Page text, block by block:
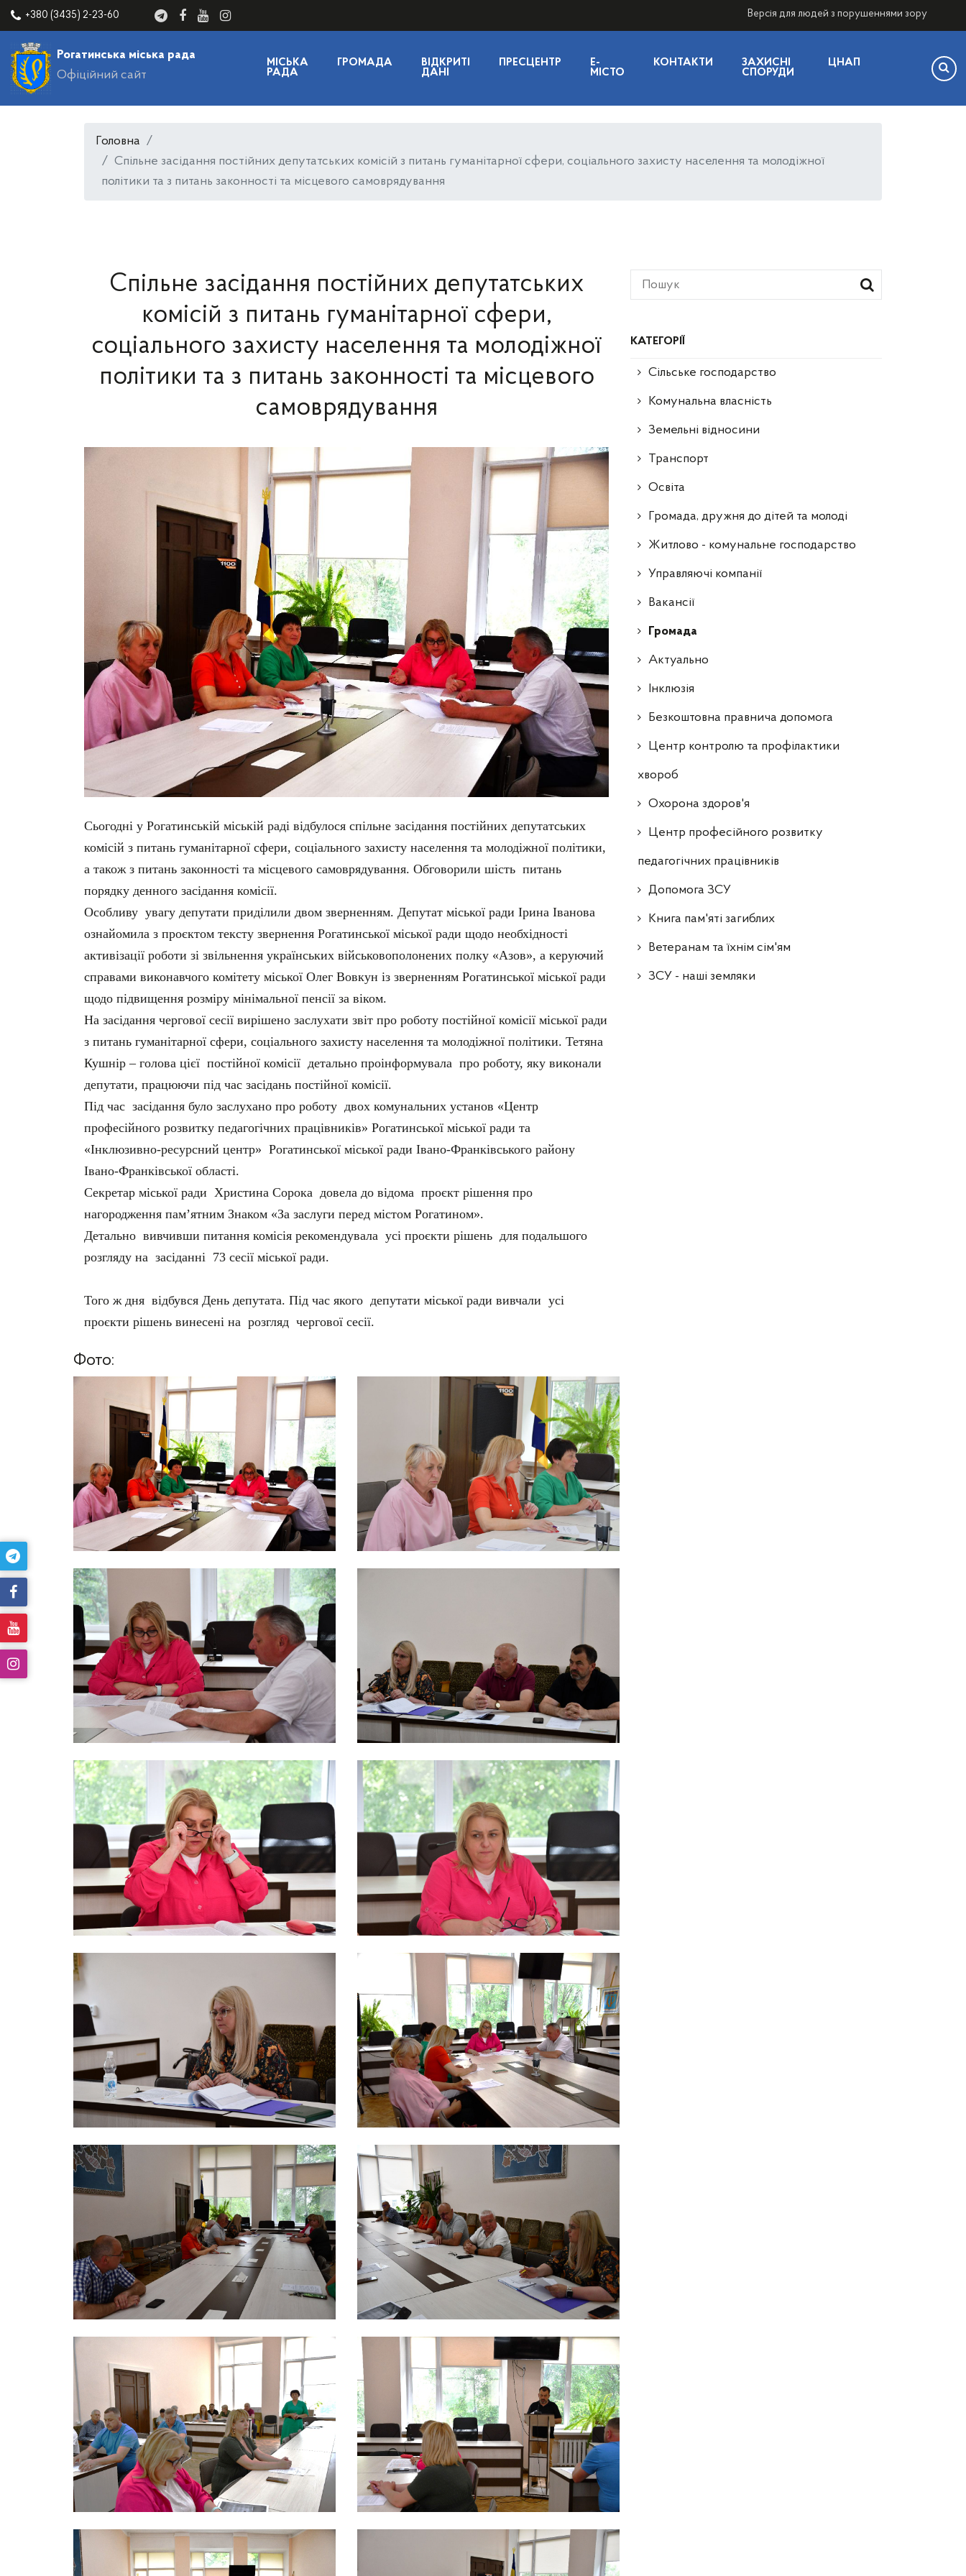
+380 (3435) 2-23-60 Версія для людей з порушеннями зору
Рогатинська міська рада
Офіційний сайт
МІСЬКА
РАДА
ГРОМАДА
ВІДКРИТІ
ДАНІ
ПРЕСЦЕНТР
E-
МІСТО
КОНТАКТИ
ЗАХИСНІ
СПОРУДИ
ЦНАП
Головна
Спільне засідання постійних депутатських комісій з питань гуманітарної сфери, соціального захисту населення та молодіжної
політики та з питань законності та місцевого самоврядування
КАТЕГОРІЇ
Сільське господарство
Комунальна власність
Земельні відносини
Транспорт
Освіта
Громада, дружня до дітей та молоді
Житлово - комунальне господарство
Управляючі компанії
Ваканcії
Громада
Актуально
Інклюзія
Безкоштовна правнича допомога
Центр контролю та профілактики
хвороб
Охорона здоров'я
Центр професійного розвитку
педагогічних працівників
Допомога ЗСУ
Книга пам'яті загиблих
Ветеранам та їхнім сім'ям
ЗСУ - наші земляки
Спільне засідання постійних депутатських
комісій з питань гуманітарної сфери,
соціального захисту населення та молодіжної
політики та з питань законності та місцевого
самоврядування
Сьогодні у Рогатинській міській раді відбулося спільне засідання постійних депутатських
комісій з питань гуманітарної сфери, соціального захисту населення та молодіжної політики,
а також з питань законності та місцевого самоврядування. Обговорили шість питань
порядку денного засідання комісії.
Особливу увагу депутати приділили двом зверненням. Депутат міської ради Ірина Іванова
ознайомила з проєктом тексту звернення Рогатинської міської ради щодо необхідності
активізації роботи зі звільнення українських військовополонених полку «Азов», а керуючий
справами виконавчого комітету міської Олег Вовкун із зверненням Рогатинської міської ради
щодо підвищення розміру мінімальної пенсії за віком.
На засідання чергової сесії вирішено заслухати звіт про роботу постійної комісії міської ради
з питань гуманітарної сфери, соціального захисту населення та молодіжної політики. Тетяна
Кушнір – голова цієї постійної комісії детально проінформувала про роботу, яку виконали
депутати, працюючи під час засідань постійної комісії.
Під час засідання було заслухано про роботу двох комунальних установ «Центр
професійного розвитку педагогічних працівників» Рогатинської міської ради та
«Інклюзивно-ресурсний центр» Рогатинської міської ради Івано-Франківського району
Івано-Франківської області.
Секретар міської ради Христина Сорока довела до відома проєкт рішення про
нагородження пам’ятним Знаком «За заслуги перед містом Рогатином».
Детально вивчивши питання комісія рекомендувала усі проєкти рішень для подальшого
розгляду на засіданні 73 сесії міської ради.
Того ж дня відбувся День депутата. Під час якого депутати міської ради вивчали усі
проєкти рішень винесені на розгляд чергової сесії.
Фото: